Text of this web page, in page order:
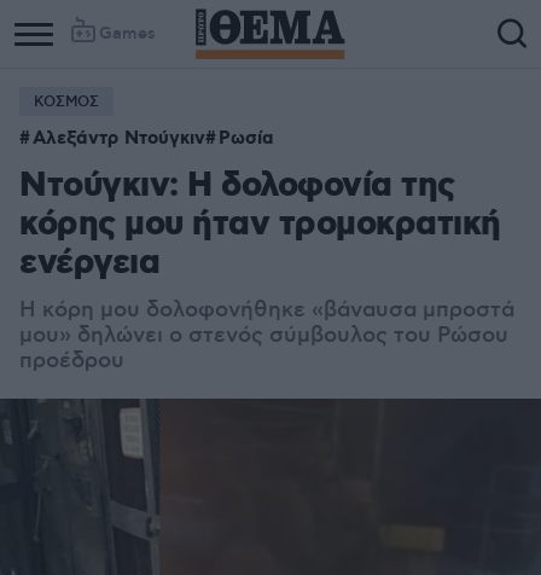
Games
ΚΟΣΜΟΣ
Αλεξάντρ Ντούγκιν Ρωσία
Ντούγκιν: Η δολοφονία της
κόρης μου ήταν τρομοκρατική
ενέργεια
Η κόρη μου δολοφονήθηκε «βάναυσα μπροστά
μου» δηλώνει ο στενός σύμβουλος του Ρώσου
προέδρου